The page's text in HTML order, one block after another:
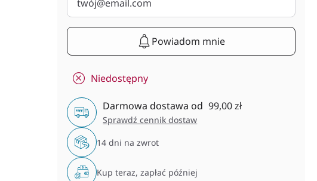
Powiadom mnie
Niedostępny
Darmowa dostawa od 99,00 zł
Sprawdź cennik dostaw
14 dni na zwrot
Kup teraz, zapłać później